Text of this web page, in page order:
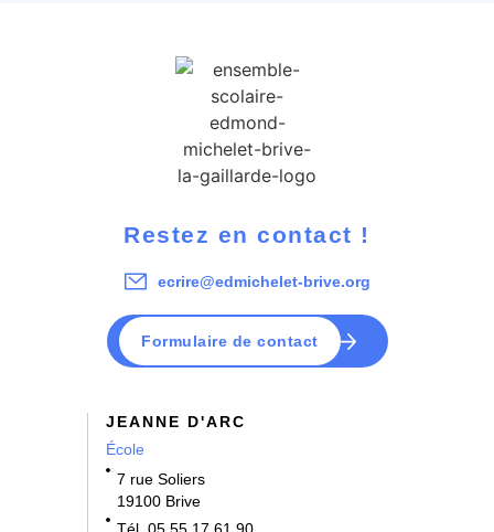
Restez en contact !
ecrire@edmichelet-brive.org
Formulaire de contact
JEANNE D'ARC
École
7 rue Soliers
19100 Brive